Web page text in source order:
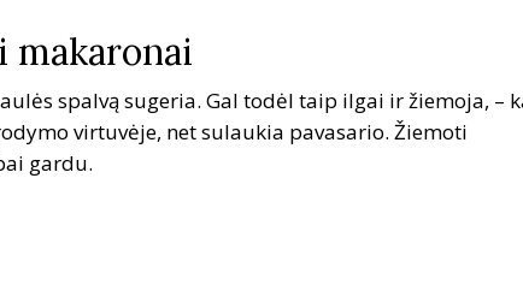
spalvą sugeria. Gal todėl taip ilgai ir žiemoja, –
virtuvėje, net sulaukia pavasario. Žiemoti
gardu.